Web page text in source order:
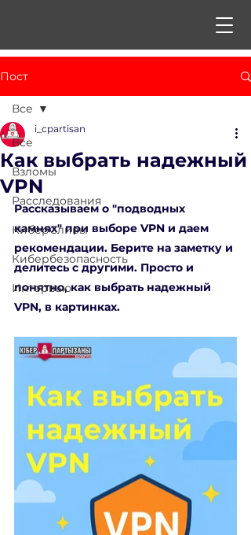
Пост
Все
Взломы
Расследования
КиберСливы
Кибербезопасность
Интервью
Все
Как выбрать надежный
VPN
i_cpartisan
Рассказываем о "подводных
камнях" при выборе VPN и даем
рекомендации. Берите на заметку и
делитесь с другими. Просто и
понятно, как выбрать надежный
VPN, в картинках.